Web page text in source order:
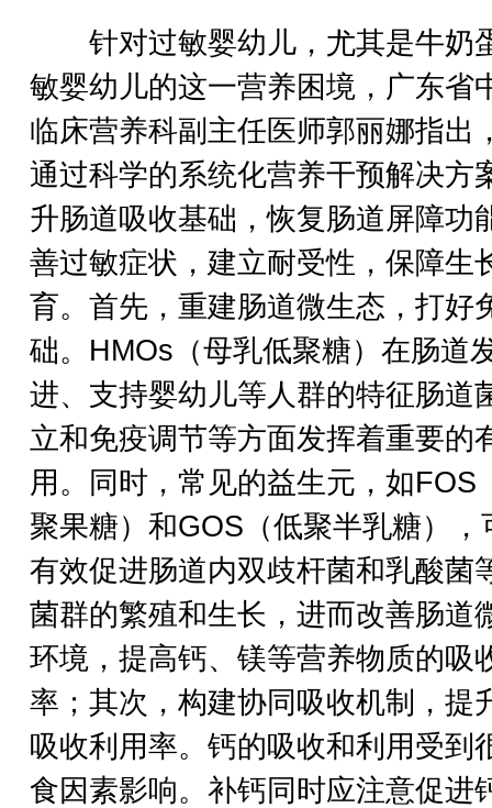
针对过敏婴幼儿，尤其是牛奶
敏婴幼儿的这一营养困境，广东省
临床营养科副主任医师郭丽娜指出
通过科学的系统化营养干预解决方
升肠道吸收基础，恢复肠道屏障功
善过敏症状，建立耐受性，保障生
育。首先，重建肠道微生态，打好
础。HMOs（母乳低聚糖）在肠道
进、支持婴幼儿等人群的特征肠道
立和免疫调节等方面发挥着重要的
用。同时，常见的益生元，如FOS
聚果糖）和GOS（低聚半乳糖），
有效促进肠道内双歧杆菌和乳酸菌
菌群的繁殖和生长，进而改善肠道
环境，提高钙、镁等营养物质的吸
率；其次，构建协同吸收机制，提
吸收利用率。钙的吸收和利用受到
食因素影响。补钙同时应注意促进